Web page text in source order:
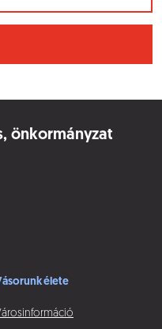
önkormányzat
élete